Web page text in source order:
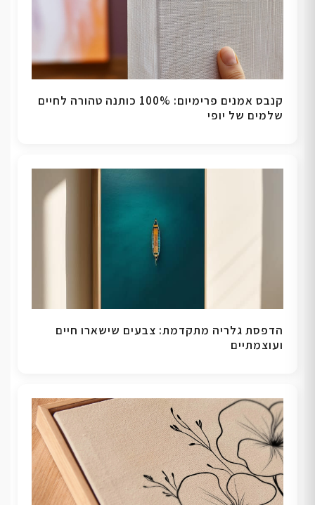
קנבס אמנים פרימיום: 100% כותנה טהורה לחיים
שלמים של יופי
הדפסת גלריה מתקדמת: צבעים שישארו חיים
ועוצמתיים